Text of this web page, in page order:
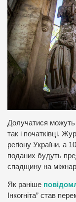
Долучатися можуть
так і початківці.
регіону України, а
поданих будуть
спадщину на
Як раніше
Інкогніта” став